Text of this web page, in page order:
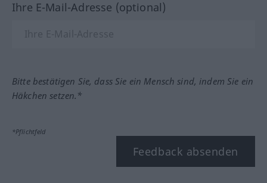
Ihre E-Mail-Adresse (optional)
Bitte bestätigen Sie, dass Sie ein Mensch sind, indem Sie ein
Häkchen setzen.*
*Pflichtfeld
Feedback absenden